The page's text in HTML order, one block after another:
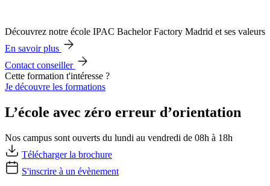
Découvrez notre école IPAC Bachelor Factory Madrid et ses valeurs
En savoir plus
Contact conseiller
Cette formation t'intéresse ?
Je découvre les formations
L’école avec zéro erreur d’orientation
Nos campus sont ouverts du lundi au vendredi de 08h à 18h
Télécharger la brochure
S'inscrire à un évènement